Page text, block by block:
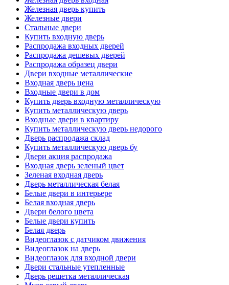
Железная дверь купить
Железные двери
Стальные двери
Купить входную дверь
Распродажа входных дверей
Распродажа дешевых дверей
Распродажа образец двери
Двери входные металлические
Входная дверь цена
Входные двери в дом
Купить дверь входную металлическую
Купить металлическую дверь
Входные двери в квартиру
Купить металлическую дверь недорого
Дверь распродажа склад
Купить металлическую дверь бу
Двери акция распродажа
Входная дверь зеленый цвет
Зеленая входная дверь
Дверь металлическая белая
Белые двери в интерьере
Белая входная дверь
Двери белого цвета
Белые двери купить
Белая дверь
Видеоглазок с датчиком движения
Видеоглазок на дверь
Видеоглазок для входной двери
Двери стальные утепленные
Дверь решетка металлическая